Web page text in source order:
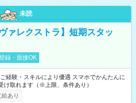
未読
ァレクストラ】短期スタッ
録・面接OK
験・スキルにより優遇 スマホでかんたんに
け取れます（※上限、条件あり）
あり